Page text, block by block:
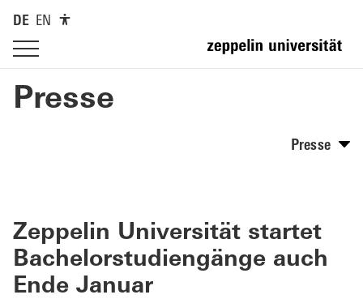
DE EN
Presse
Presse
Zeppelin Universität startet
Bachelorstudiengänge auch
Ende Januar